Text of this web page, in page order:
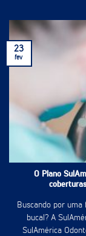
O Plano
Buscando por
bucal? A
SulAmérica
23
fev